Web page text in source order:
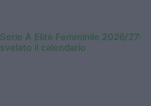
Serie A Elite Femminile 2026/27:
svelato il calendario